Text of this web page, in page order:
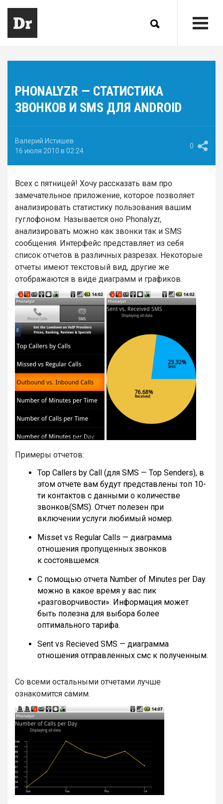
PHONALYZR — СТАТИСТИКА
ЗВОНКОВ И SMS ДЛЯ ANDROID
Валерий Истишев
16 июля 2010 в 02:24
0
Всех с пятницей! Хочу рассказать вам про
замечательное приложение, которое позволяет
анализировать статистику пользования вашим
гуглофоном. Называется оно Phonalyzr,
анализировать можно как звонки так и SMS
сообщения. Интерфейс представляет из себя
список отчетов в различных разрезах. Некоторые
отчеты имеют текстовый вид, другие же
отображаются в виде диаграмм и графиков.
Примеры отчетов:
Top Callers by Call (для SMS — Top Senders), в
этом отчете вам будут представлены топ 10-
ти контактов с данными о количестве
звонков(SMS). Отчет полезен при
включении услуги любимый номер.
Misset vs Regular Calls — диаграмма
отношения пропущенных звонков
к состоявшемся.
С помощью отчета Number of Minutes per Day
можно в какое время у вас пик
«разговорчивости». Информация может
быть полезна для выбора более
оптимального тарифа.
Sent vs Recieved SMS — диаграмма
отношения отправленных смс к полученным.
Со всеми остальными отчетами лучше
ознакомится самим.